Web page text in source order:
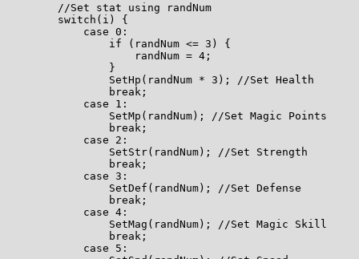
        //Set stat using randNum
        switch(i) {
            case 0:
                if (randNum <= 3) {
                    randNum = 4;
                }
                SetHp(randNum * 3); //Set Health
                break;
            case 1:
                SetMp(randNum); //Set Magic Points
                break;
            case 2:
                SetStr(randNum); //Set Strength
                break;
            case 3:
                SetDef(randNum); //Set Defense
                break;
            case 4:
                SetMag(randNum); //Set Magic Skill
                break;
            case 5: